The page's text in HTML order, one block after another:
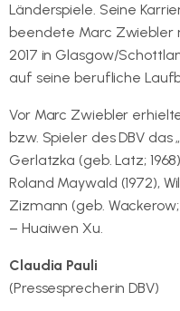
Länderspiele. Seine
beendete Marc Zwiebler
2017 in Glasgow/
auf seine berufliche
Vor Marc Zwiebler
bzw. Spieler des DBV das
Gerlatzka (geb. Latz;
Roland Maywald (1972),
Zizmann (geb.
– Huaiwen Xu.
Claudia Pauli
(Pressesprecherin DBV)